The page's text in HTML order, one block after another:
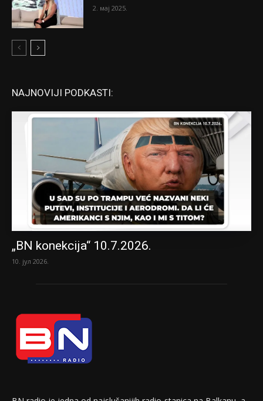
2. мај 2025.
NAJNOVIJI PODKASTI:
„BN konekcija“ 10.7.2026.
10. јул 2026.